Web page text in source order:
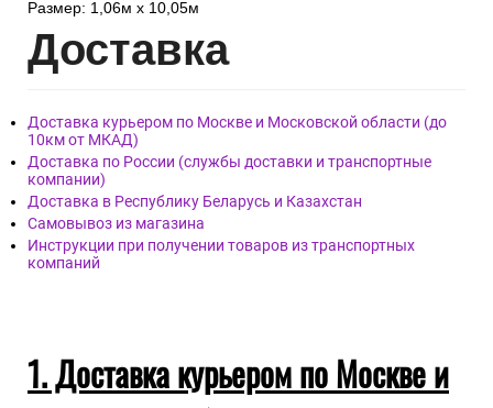
Размер: 1,06м х 10,05м
Доставка
Доставка курьером по Москве и Московской области (до
10км от МКАД)
Доставка по России (службы доставки и транспортные
компании)
Доставка в Республику Беларусь и Казахстан
Самовывоз из магазина
Инструкции при получении товаров из транспортных
компаний
1. Доставка курьером по Москве и